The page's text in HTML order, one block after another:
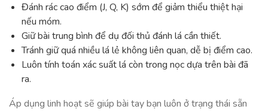
Đánh rác cao điểm (J, Q, K) sớm để giảm thiểu thiệt hại
nếu móm.
Giữ bài trung bình để dụ đối thủ đánh lá cần thiết.
Tránh giữ quá nhiều lá lẻ không liên quan, dễ bị điểm cao.
Luôn tính toán xác suất lá còn trong nọc dựa trên bài đã
ra.
Áp dụng linh hoạt sẽ giúp bài tay bạn luôn ở trạng thái sẵn